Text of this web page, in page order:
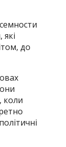
до
коли